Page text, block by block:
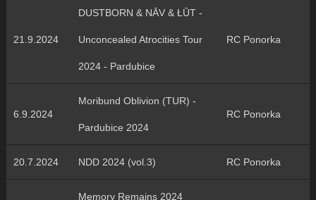
21.9.2024
DUSTBORN & NĀV & ŁŪT -
Unconcealed Atrocities Tour
2024 - Pardubice
RC Ponorka
6.9.2024
Moribund Oblivion (TUR) -
Pardubice 2024
RC Ponorka
20.7.2024 NDD 2024 (vol.3) RC Ponorka
Memory Remains 2024